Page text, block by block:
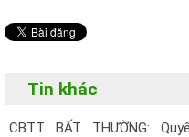
Tin khác
CBTT BẤT THƯỜNG: